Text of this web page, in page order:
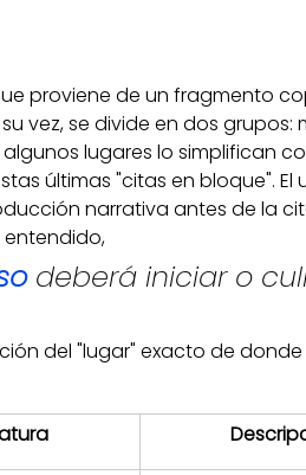
proviene de un fragmento
vez, se divide en dos grupos:
lugares lo simplifican
últimas "citas en bloque". El
narrativa antes de la
entendido,
deberá iniciar o
del "lugar" exacto de donde